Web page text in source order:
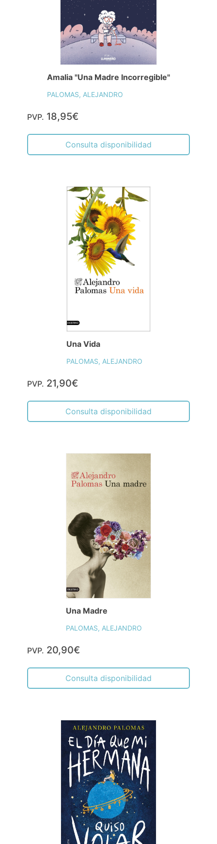
Amalia "Una Madre Incorregible"
PALOMAS, ALEJANDRO
PVP. 18,95€
Consulta disponibilidad
Una Vida
PALOMAS, ALEJANDRO
PVP. 21,90€
Consulta disponibilidad
Una Madre
PALOMAS, ALEJANDRO
PVP. 20,90€
Consulta disponibilidad